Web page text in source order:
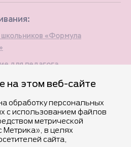
«Формула
для педагога
на этом веб-сайте
обработку персональных
с использованием файлов
метрической
в целях
сайта,